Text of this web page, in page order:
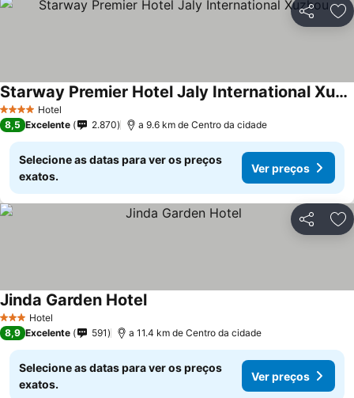
Partilhar
4 EstrelasHotel
Starway Premier Hotel Jaly International Xuzhou
8,5 Excelente 2.870 a 9.6 km de Centro da cidade
Selecione as datas para ver os preços
exatos.
Ver preços
Partilhar
3 EstrelasHotel
Jinda Garden Hotel
8,9 Excelente 591 a 11.4 km de Centro da cidade
Selecione as datas para ver os preços
exatos.
Ver preços